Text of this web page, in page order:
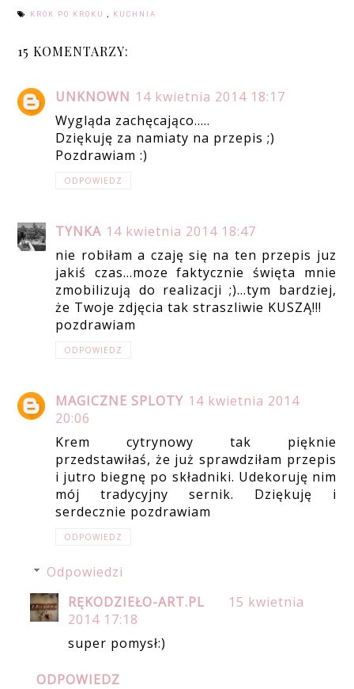
KROK PO KROKU KUCHNIA
15 KOMENTARZY:
UNKNOWN 14 kwietnia 2014 18:17
Wygląda zachęcająco.....
Dziękuję za namiaty na przepis ;)
Pozdrawiam :)
ODPOWIEDZ
TYNKA 14 kwietnia 2014 18:47
nie robiłam a czaję się na ten przepis juz
jakiś czas...moze faktycznie święta mnie
zmobilizują do realizacji ;)...tym bardziej,
że Twoje zdjęcia tak straszliwie KUSZĄ!!!
pozdrawiam
ODPOWIEDZ
MAGICZNE SPLOTY 14 kwietnia 2014
20:06
Krem cytrynowy tak pięknie
przedstawiłaś, że już sprawdziłam przepis
i jutro biegnę po składniki. Udekoruję nim
mój tradycyjny sernik. Dziękuję i
serdecznie pozdrawiam
ODPOWIEDZ
Odpowiedzi
RĘKODZIEŁO-ART.PL
15 kwietnia
2014 17:18
super pomysł:)
ODPOWIEDZ